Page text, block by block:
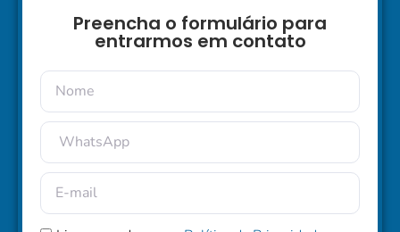
Preencha o formulário para
entrarmos em contato